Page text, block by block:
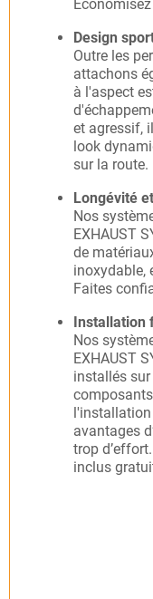
Design
Outre les
attachons
à l'aspect
et agressif,
look
sur la route.
Longévité
Nos
EXHAUST
de
inoxydable,
Faites
Installation
Nos
EXHAUST
installés
avantages
trop
inclus